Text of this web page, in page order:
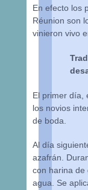
En efecto los
Réunion son
vinieron vivo
El primer día,
los novios
de boda.
Al día
azafrán.
con harina de
agua. Se